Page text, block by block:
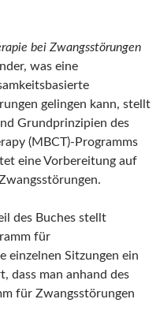
bei Zwangsstörungen
was eine
gelingen kann, stellt
Grundprinzipien des
(MBCT)-Programms
eine Vorbereitung auf
des Buches stellt
für
einzelnen Sitzungen ein
dass man anhand des
für Zwangsstörungen